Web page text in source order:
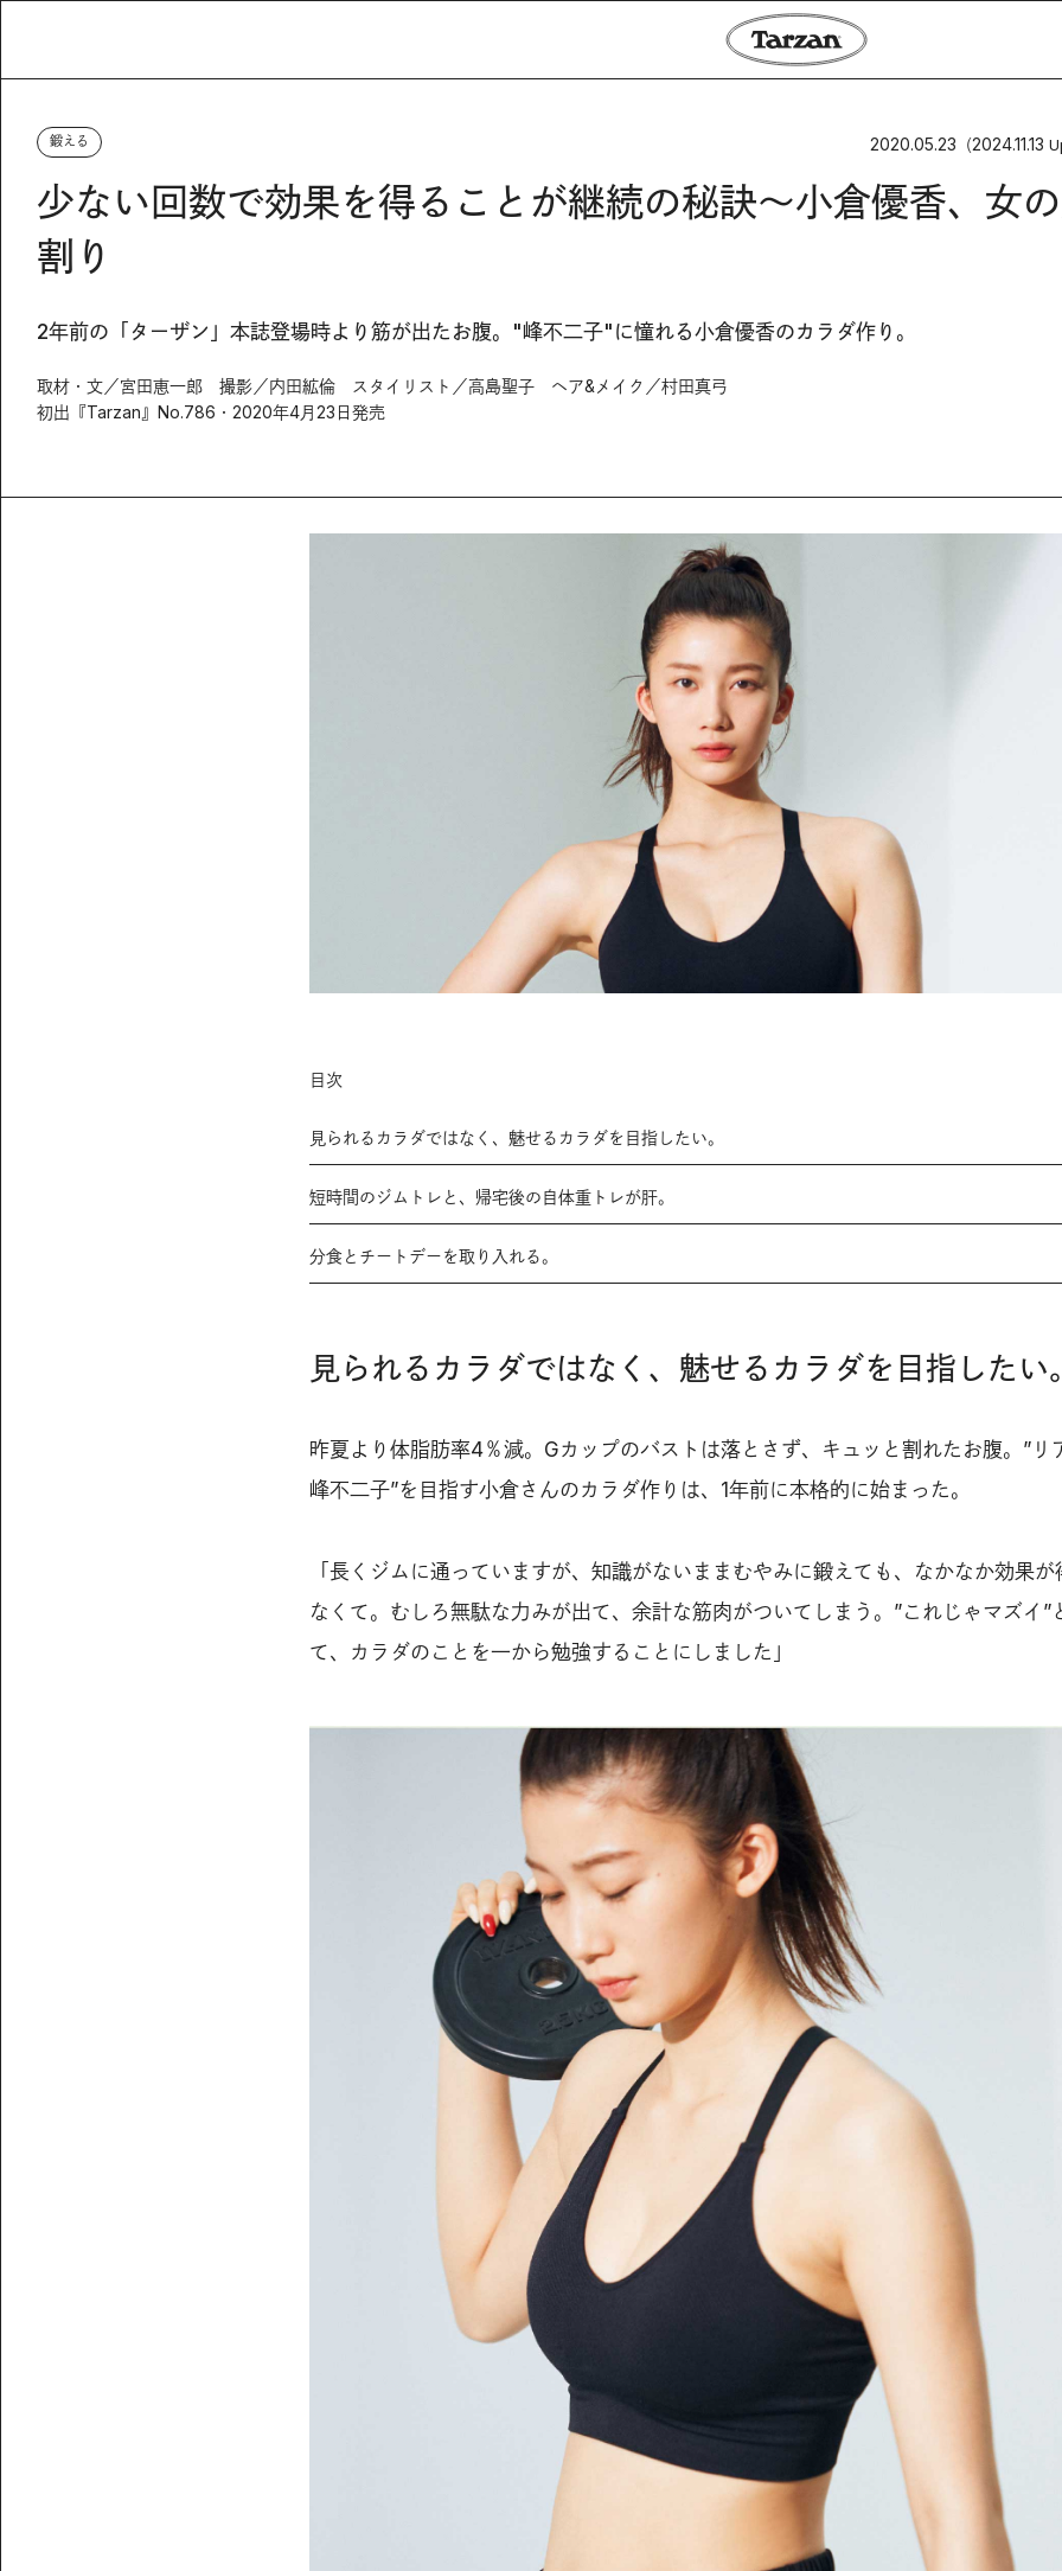
鍛える 2020.05.23 （2024.11.13
少ない回数で効果を得ることが継続の秘訣〜小倉優香、女
割り
2年前の「ターザン」本誌登場時より筋が出たお腹。"峰不二子"に憧れる小倉優香のカラダ作り。
取材・文／宮田恵一郎 撮影／内田絋倫 スタイリスト／高島聖子 ヘア&メイク／村田真弓
初出『Tarzan』No.786・2020年4月23日発売
目次
見られるカラダではなく、魅せるカラダを目指したい。
短時間のジムトレと、帰宅後の自体重トレが肝。
分食とチートデーを取り入れる。
見られるカラダではなく、魅せるカラダを目指したい
昨夏より体脂肪率4％減。Gカップのバストは落とさず、キュッと割れたお腹。”リ
峰不二子”を目指す小倉さんのカラダ作りは、1年前に本格的に始まった。
「長くジムに通っていますが、知識がないままむやみに鍛えても、なかなか効果が
なくて。むしろ無駄な力みが出て、余計な筋肉がついてしまう。”これじゃマズイ”
て、カラダのことを一から勉強することにしました」